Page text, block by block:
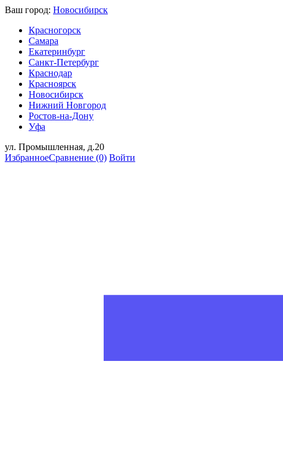
Ваш город: Новосибирск
Красногорск
Самара
Екатеринбург
Санкт-Петербург
Краснодар
Красноярск
Новосибирск
Нижний Новгород
Ростов-на-Дону
Уфа
ул. Промышленная, д.20
ИзбранноеСравнение (0) Войти